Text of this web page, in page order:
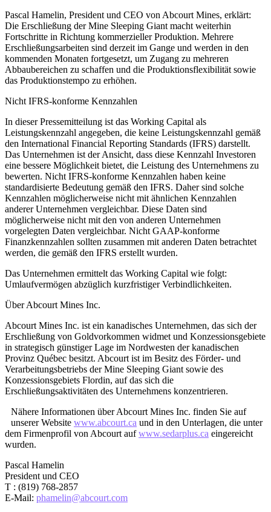
Pascal Hamelin, President und CEO von Abcourt Mines, erklärt:
Die Erschließung der Mine Sleeping Giant macht weiterhin
Fortschritte in Richtung kommerzieller Produktion. Mehrere
Erschließungsarbeiten sind derzeit im Gange und werden in den
kommenden Monaten fortgesetzt, um Zugang zu mehreren
Abbaubereichen zu schaffen und die Produktionsflexibilität sowie
das Produktionstempo zu erhöhen.
Nicht IFRS-konforme Kennzahlen
In dieser Pressemitteilung ist das Working Capital als
Leistungskennzahl angegeben, die keine Leistungskennzahl gemäß
den International Financial Reporting Standards (IFRS) darstellt.
Das Unternehmen ist der Ansicht, dass diese Kennzahl Investoren
eine bessere Möglichkeit bietet, die Leistung des Unternehmens zu
bewerten. Nicht IFRS-konforme Kennzahlen haben keine
standardisierte Bedeutung gemäß den IFRS. Daher sind solche
Kennzahlen möglicherweise nicht mit ähnlichen Kennzahlen
anderer Unternehmen vergleichbar. Diese Daten sind
möglicherweise nicht mit den von anderen Unternehmen
vorgelegten Daten vergleichbar. Nicht GAAP-konforme
Finanzkennzahlen sollten zusammen mit anderen Daten betrachtet
werden, die gemäß den IFRS erstellt wurden.
Das Unternehmen ermittelt das Working Capital wie folgt:
Umlaufvermögen abzüglich kurzfristiger Verbindlichkeiten.
Über Abcourt Mines Inc.
Abcourt Mines Inc. ist ein kanadisches Unternehmen, das sich der
Erschließung von Goldvorkommen widmet und Konzessionsgebiete
in strategisch günstiger Lage im Nordwesten der kanadischen
Provinz Québec besitzt. Abcourt ist im Besitz des Förder- und
Verarbeitungsbetriebs der Mine Sleeping Giant sowie des
Konzessionsgebiets Flordin, auf das sich die
Erschließungsaktivitäten des Unternehmens konzentrieren.
Nähere Informationen über Abcourt Mines Inc. finden Sie auf
unserer Website www.abcourt.ca und in den Unterlagen, die unter
dem Firmenprofil von Abcourt aufwww.sedarplus.ca eingereicht
wurden.
Pascal Hamelin
President und CEO
T : (819) 768-2857
E-Mail: phamelin@abcourt.com